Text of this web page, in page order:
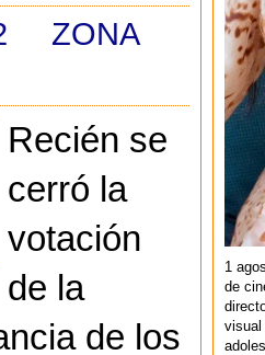
ZONA
Recién se
cerró la
votación
de la
de los
1
de
visual